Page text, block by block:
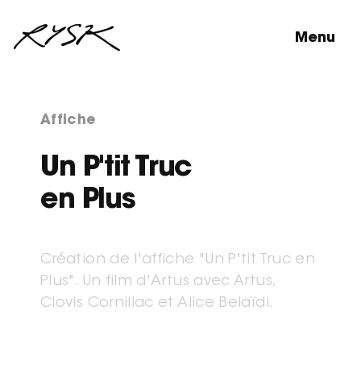
Affiche
Un P'tit Truc
en Plus
Création de l'affiche "Un P'tit Truc en
Plus". Un film d'Artus avec Artus,
Clovis Cornillac et Alice Belaïdi.
Menu